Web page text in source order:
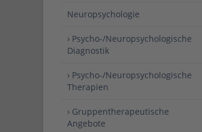
Neuropsychologie
› Psycho-/Neuropsychologische
Diagnostik
› Psycho-/Neuropsychologische
Therapien
› Gruppentherapeutische
Angebote